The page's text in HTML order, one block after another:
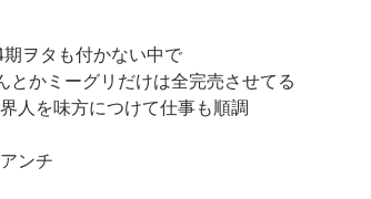
ヲタも付かない中で
かミーグリだけは全完売させてる
人を味方につけて仕事も順調
ンチ